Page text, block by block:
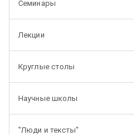
Семинары
Лекции
Круглые столы
Научные школы
"Люди и тексты"